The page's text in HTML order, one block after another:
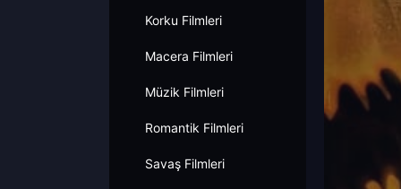
Korku Filmleri
Macera Filmleri
Müzik Filmleri
Romantik Filmleri
Savaş Filmleri